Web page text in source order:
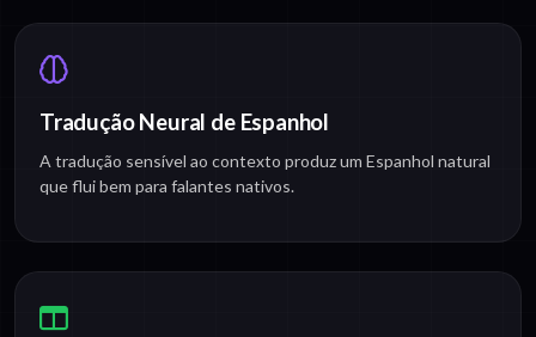
Tradução Neural de Espanhol
A tradução sensível ao contexto produz um Espanhol natural
que flui bem para falantes nativos.